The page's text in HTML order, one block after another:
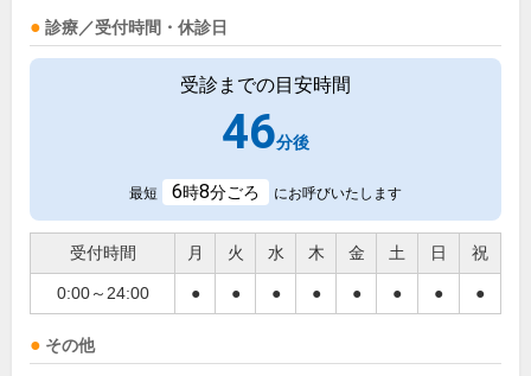
診療／受付時間・休診日
受診までの目安時間
46分後
最短 6時8分ごろ にお呼びいたします
受付時間 月 火 水 木 金 土 日 祝
0:00～24:00 ● ● ● ● ● ● ● ●
その他